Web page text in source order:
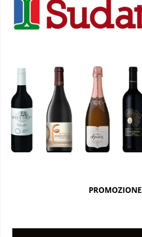
PROMOZIONE